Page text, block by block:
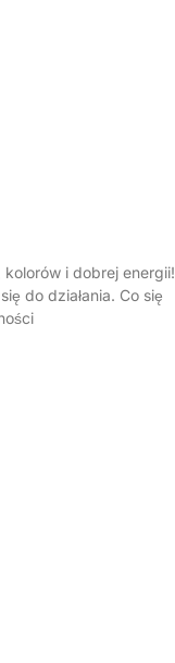
kolorów i dobrej energii!
do działania. Co się